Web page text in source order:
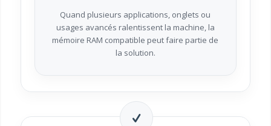
Quand plusieurs applications, onglets ou
usages avancés ralentissent la machine, la
mémoire RAM compatible peut faire partie de
la solution.